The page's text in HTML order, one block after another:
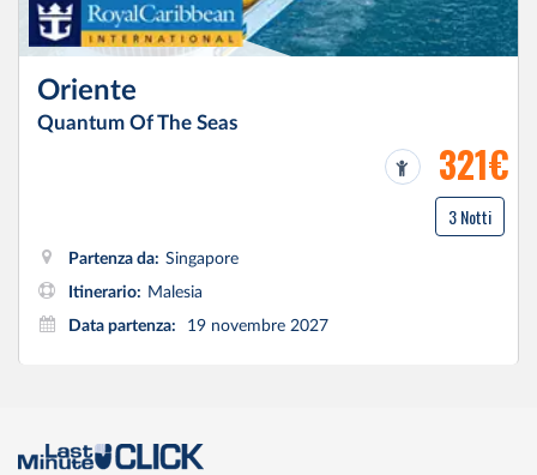
Oriente
Quantum Of The Seas
321€
3 Notti
Partenza da: Singapore
Itinerario: Malesia
Data partenza:
19 novembre 2027